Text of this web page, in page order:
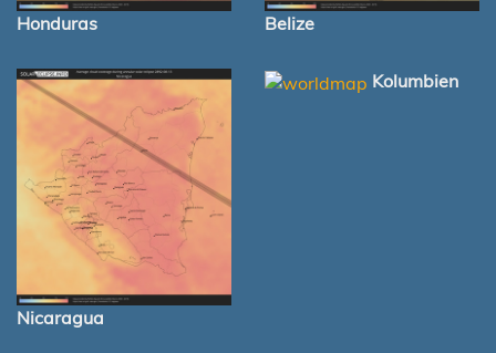
Honduras Belize
Nicaragua
Kolumbien